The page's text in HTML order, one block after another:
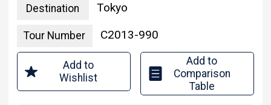
Destination Tokyo
Tour Number C2013-990
Add to
Wishlist
Add to
Comparison
Table